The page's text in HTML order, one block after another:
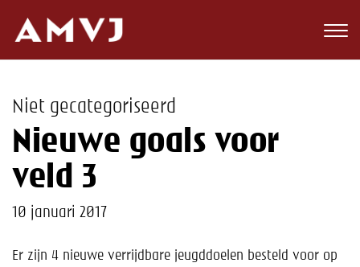
Wedstrijden
Nieuws
Teams
Niet gecategoriseerd
Nieuwe goals voor
veld 3
10 januari 2017
Er zijn 4 nieuwe verrijdbare jeugddoelen besteld voor op